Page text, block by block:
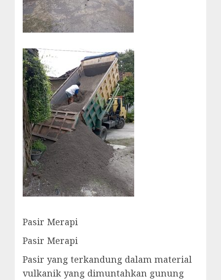
Pasir Merapi
Pasir Merapi
Pasir yang terkandung dalam material
vulkanik yang dimuntahkan gunung